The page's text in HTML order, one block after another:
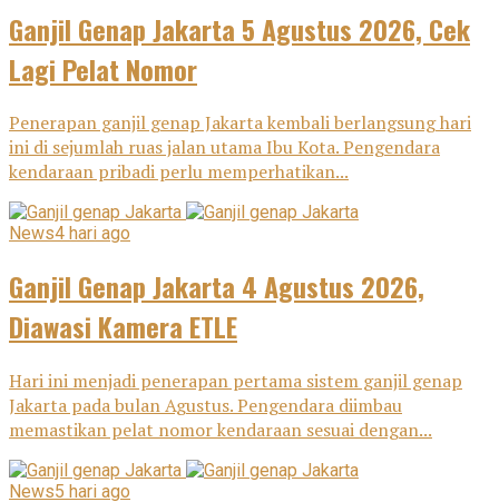
Ganjil Genap Jakarta 5 Agustus 2026, Cek
Lagi Pelat Nomor
Penerapan ganjil genap Jakarta kembali berlangsung hari
ini di sejumlah ruas jalan utama Ibu Kota. Pengendara
kendaraan pribadi perlu memperhatikan...
News4 hari ago
Ganjil Genap Jakarta 4 Agustus 2026,
Diawasi Kamera ETLE
Hari ini menjadi penerapan pertama sistem ganjil genap
Jakarta pada bulan Agustus. Pengendara diimbau
memastikan pelat nomor kendaraan sesuai dengan...
News5 hari ago